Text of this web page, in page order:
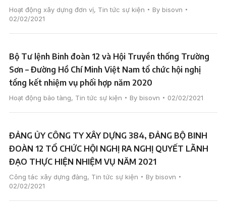
Hoạt động xây dựng đơn vị, Tin tức sự kiện By bisovn
02/02/2021
Bộ Tư lệnh Binh đoàn 12 và Hội Truyền thống Trường
Sơn – Đường Hồ Chí Minh Việt Nam tổ chức hội nghị
tổng kết nhiệm vụ phối hợp năm 2020
Hoạt động bảo tàng, Tin tức sự kiện By bisovn 02/02/2021
ĐẢNG ỦY CÔNG TY XÂY DỰNG 384, ĐẢNG BỘ BINH
ĐOÀN 12 TỔ CHỨC HỘI NGHỊ RA NGHỊ QUYẾT LÃNH
ĐẠO THỰC HIỆN NHIỆM VỤ NĂM 2021
Công tác xây dựng đảng, Tin tức sự kiện By bisovn
02/02/2021